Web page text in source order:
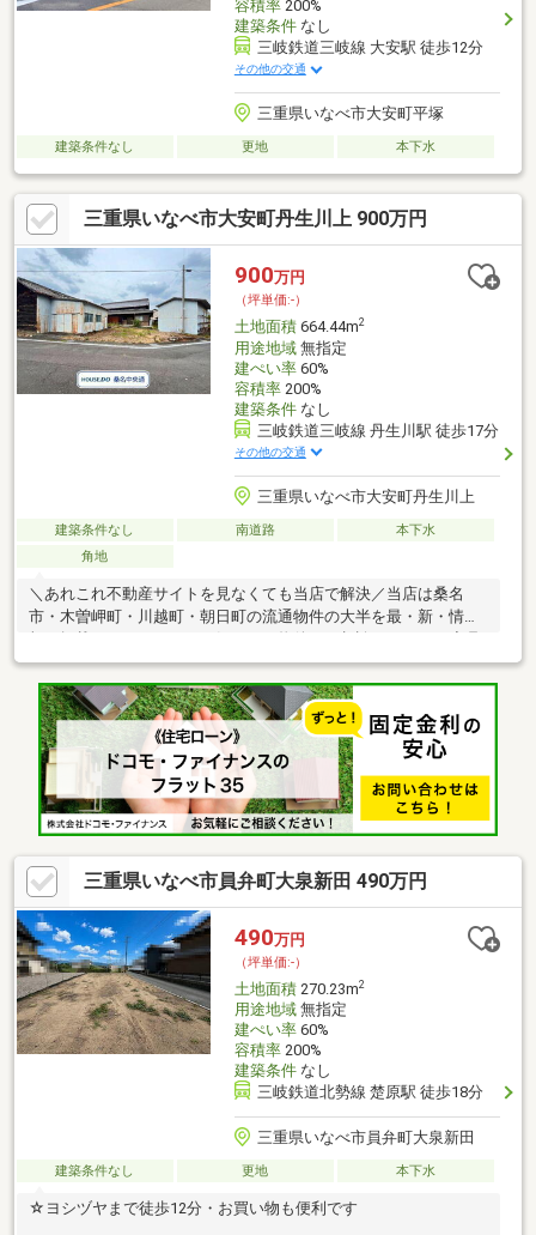
容積率200%
建築条件なし
三岐鉄道三岐線 大安駅 徒歩12分
その他の交通
三重県いなべ市大安町平塚
建築条件なし 更地 本下水
三重県いなべ市大安町丹生川上 900万円
900万円
（坪単価:-）
土地面積664.44m2
用途地域無指定
建ぺい率60%
容積率200%
建築条件なし
三岐鉄道三岐線 丹生川駅 徒歩17分
その他の交通
三重県いなべ市大安町丹生川上
建築条件なし 南道路
本下水
角地
＼あれこれ不動産サイトを見なくても当店で解決／当店は桑名
市・木曽岬町・川越町・朝日町の流通物件の大半を最・新・情・
報で掲載！ほかのページで気になる物件もご相談ください。◆丹
生川小学校／大安中学校◆アイバス「丹生川上」停まで徒歩約2
分◆建築条件なし◆閑静な住宅街◆国道306号へスムーズアクセ
ス※写真をクリックすると、詳細をご覧いただけます。＝＝＝＝
＝＝＝＝＝＝＝＝＝＝＝＝＝＝＝＝＝＝＝＝＝土地購入の疑問に
お答えします！どんな費用がかかるの？すべて丁寧にお答えしま
す。＝＝＝＝＝＝＝＝＝＝＝＝＝＝＝＝＝＝＝＝＝＝＝＝＝
三重県いなべ市員弁町大泉新田 490万円
490万円
（坪単価:-）
土地面積270.23m2
用途地域無指定
建ぺい率60%
容積率200%
建築条件なし
三岐鉄道北勢線 楚原駅 徒歩18分
三重県いなべ市員弁町大泉新田
建築条件なし 更地 本下水
☆ヨシヅヤまで徒歩12分・お買い物も便利です